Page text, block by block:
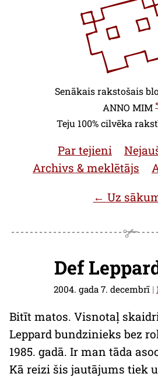
Senākais rakstošais
ANNO MIM *
Teju 100% cilvēka
Par tejieni
Archivs & meklētājs
← Uz
Def
2004. gada 7. decembrī |
Bitīt matos. Visnotaļ
Leppard bundzinieks bez
1985. gadā. Ir man tāda
Kā reizi šis jautājums tiek